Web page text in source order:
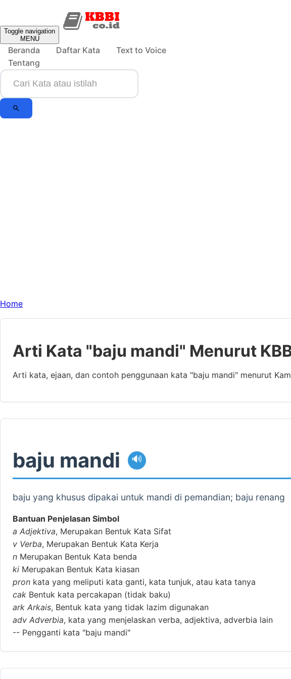
Toggle navigation
MENU
Beranda Daftar Kata
Text to Voice
Tentang
Home
Arti Kata "baju mandi" Menurut
Arti kata, ejaan, dan contoh penggunaan kata "baju mandi" menurut
baju mandi 🔊
baju yang khusus dipakai untuk mandi di pemandian; baju renang
Bantuan Penjelasan Simbol
a Adjektiva, Merupakan Bentuk Kata Sifat
v Verba, Merupakan Bentuk Kata Kerja
n Merupakan Bentuk Kata benda
ki Merupakan Bentuk Kata kiasan
pron kata yang meliputi kata ganti, kata tunjuk, atau kata tanya
cak Bentuk kata percakapan (tidak baku)
ark Arkais, Bentuk kata yang tidak lazim digunakan
adv Adverbia, kata yang menjelaskan verba, adjektiva, adverbia lain
-- Pengganti kata "baju mandi"